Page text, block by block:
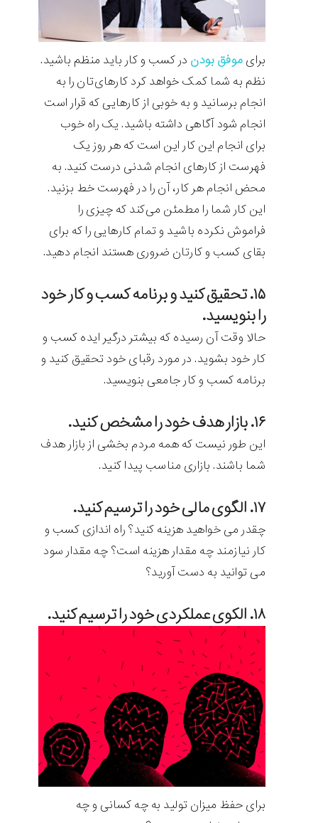
برای موفق بودن در کسب و کار باید منظم باشید.
نظم به شما کمک خواهد کرد کارهای‌تان را به
انجام برسانید و به خوبی از کارهایی که قرار است
انجام شود آگاهی داشته باشید. یک راه خوب
برای انجام این کار این است که هر روز یک
فهرست از کارهای انجام شدنی درست کنید. به
محض انجام هر کار، آن را در فهرست خط بزنید.
این کار شما را مطمئن می‌کند که چیزی را
فراموش نکرده‌ باشید و تمام کارهایی را که برای
بقای کسب و کارتان ضروری هستند انجام ‌دهید.
۱۵. تحقیق کنید و برنامه کسب و کار خود
را بنویسید.
حالا وقت آن رسیده که بیشتر درگیر ایده کسب و
کار خود بشوید. در مورد رقبای خود تحقیق کنید و
برنامه کسب و کار جامعی بنویسید.
۱۶. بازار هدف خود را مشخص کنید.
این طور نیست که همه مردم بخشی از بازار هدف
شما باشند. بازاری مناسب پیدا کنید.
۱۷. الگوی مالی خود را ترسیم کنید.
چقدر می خواهید هزینه کنید؟ راه اندازی کسب و
کار نیازمند چه مقدار هزینه است؟ چه مقدار سود
می توانید به دست آورید؟
۱۸. الکوی عملکردی خود را ترسیم کنید.
برای حفظ میزان تولید به چه کسانی و چه